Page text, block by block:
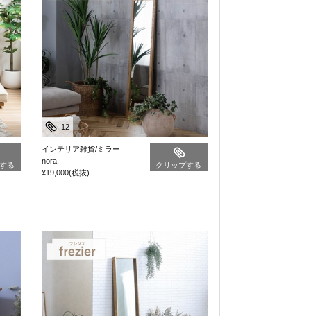
る
インテリア雑貨/ミラー
nora.
¥19,000(税抜)
クリップする
12